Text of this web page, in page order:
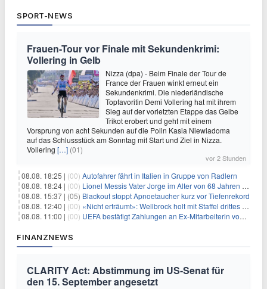
SPORT-NEWS
Frauen-Tour vor Finale mit Sekundenkrimi:
Vollering in Gelb
Nizza (dpa) - Beim Finale der Tour de
France der Frauen winkt erneut ein
Sekundenkrimi. Die niederländische
Topfavoritin Demi Vollering hat mit ihrem
Sieg auf der vorletzten Etappe das Gelbe
Trikot erobert und geht mit einem
Vorsprung von acht Sekunden auf die Polin Kasia Niewiadoma
auf das Schlussstück am Sonntag mit Start und Ziel in Nizza.
Vollering […] (01)
vor 2 Stunden
08.08. 18:25 | (00) Autofahrer fährt in Italien in Gruppe von Radlern
08.08. 18:24 | (00) Lionel Messis Vater Jorge im Alter von 68 Jahren gestorben
08.08. 15:37 | (05) Blackout stoppt Apnoetaucher kurz vor Tiefenrekord
08.08. 12:40 | (00) «Nicht erträumt»: Wellbrock holt mit Staffel drittes EM-Gold
08.08. 11:00 | (00) UEFA bestätigt Zahlungen an Ex-Mitarbeiterin von Infantino
FINANZNEWS
CLARITY Act: Abstimmung im US-Senat für
den 15. September angesetzt